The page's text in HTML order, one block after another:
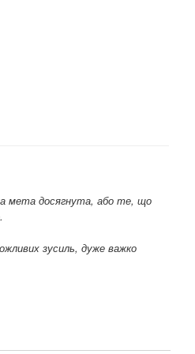
мета досягнута, або те, що
зусиль, дуже важко